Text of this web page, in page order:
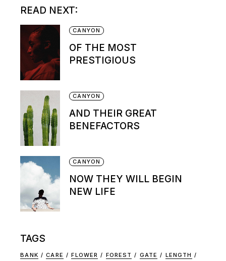
READ NEXT:
CANYON
OF THE MOST
PRESTIGIOUS
CANYON
AND THEIR GREAT
BENEFACTORS
CANYON
NOW THEY WILL BEGIN
NEW LIFE
TAGS
BANK CARE FLOWER FOREST GATE
LENGTH